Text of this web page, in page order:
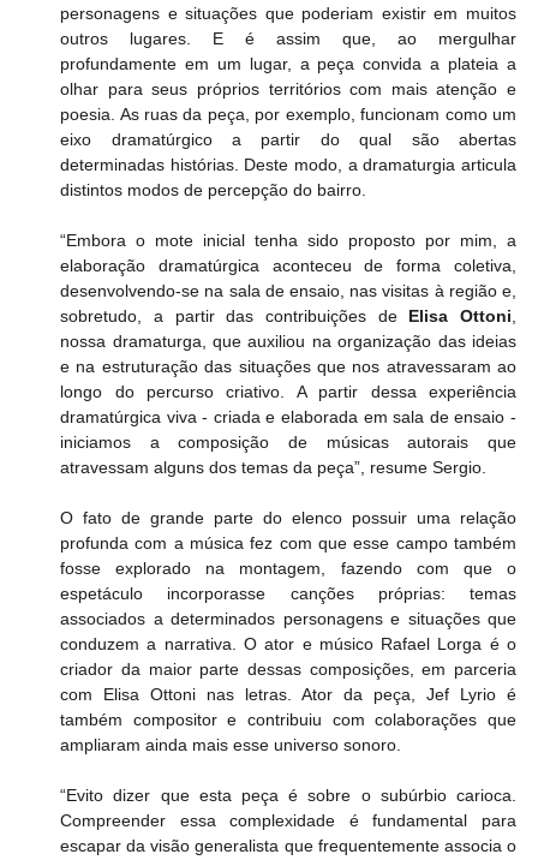
personagens e situações que poderiam existir em muitos
outros lugares. E é assim que, ao mergulhar
profundamente em um lugar, a peça convida a plateia a
olhar para seus próprios territórios com mais atenção e
poesia. As ruas da peça, por exemplo, funcionam como um
eixo dramatúrgico a partir do qual são abertas
determinadas histórias. Deste modo, a dramaturgia articula
distintos modos de percepção do bairro.
“Embora o mote inicial tenha sido proposto por mim, a
elaboração dramatúrgica aconteceu de forma coletiva,
desenvolvendo-se na sala de ensaio, nas visitas à região e,
sobretudo, a partir das contribuições de Elisa Ottoni
nossa dramaturga, que auxiliou na organização das ideias
e na estruturação das situações que nos atravessaram ao
longo do percurso criativo. A partir dessa experiência
dramatúrgica viva - criada e elaborada em sala de ensaio -
iniciamos a composição de músicas autorais que
atravessam alguns dos temas da peça”, resume Sergio.
O fato de grande parte do elenco possuir uma relação
profunda com a música fez com que esse campo também
fosse explorado na montagem, fazendo com que o
espetáculo incorporasse canções próprias: temas
associados a determinados personagens e situações que
conduzem a narrativa. O ator e músico Rafael Lorga é o
criador da maior parte dessas composições, em parceria
com Elisa Ottoni nas letras. Ator da peça, Jef Lyrio é
também compositor e contribuiu com colaborações que
ampliaram ainda mais esse universo sonoro.
“Evito dizer que esta peça é sobre o subúrbio carioca.
Compreender essa complexidade é fundamental para
escapar da visão generalista que frequentemente associa o